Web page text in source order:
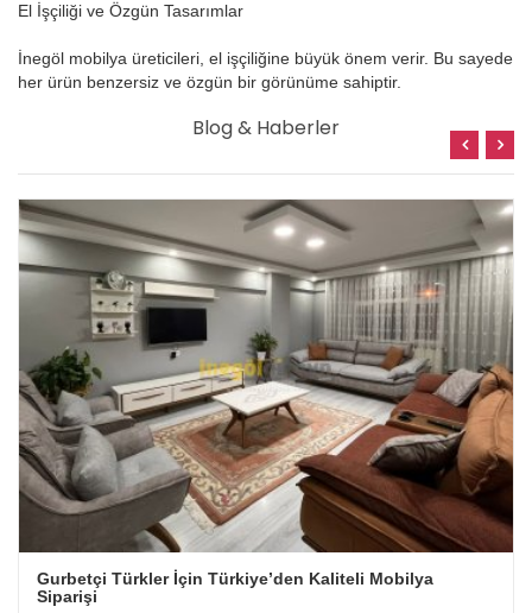
El İşçiliği ve Özgün Tasarımlar
İnegöl mobilya üreticileri, el işçiliğine büyük önem verir. Bu sayede
her ürün benzersiz ve özgün bir görünüme sahiptir.
Blog & Haberler
Gurbetçi Türkler İçin Türkiye’den Kaliteli Mobilya
Siparişi